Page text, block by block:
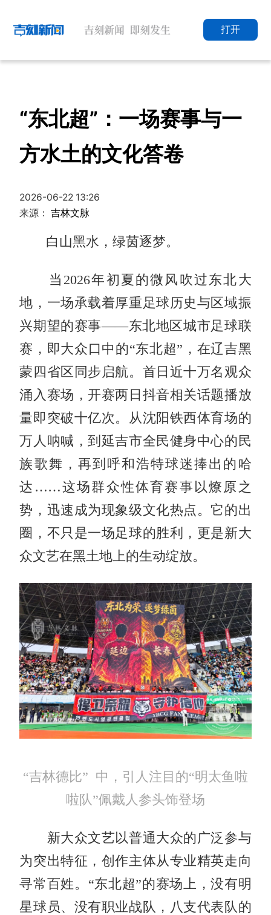
打开
“东北超”：一场赛事与一
方水土的文化答卷
2026-06-22 13:26
来源：吉林文脉
白山黑水，绿茵逐梦。
当 2026年初夏的微风吹过东北大
地，一场承载着厚重足球历史与区域振
兴期望的赛事——东北地区城市足球联
赛，即大众口中的“东北超”，在辽吉黑
蒙四省区同步启航。首日近十万名观众
涌入赛场，开赛两日抖音相关话题播放
量即突破十亿次。从沈阳铁西体育场的
万人呐喊，到延吉市全民健身中心的民
族歌舞，再到呼和浩特球迷捧出的哈
达……这场群众性体育赛事以燎原之
势，迅速成为现象级文化热点。它的出
圈，不只是一场足球的胜利，更是新大
众文艺在黑土地上的生动绽放。
“吉林德比” 中，引人注目的“明太鱼啦
啦队”佩戴人参头饰登场
新大众文艺以普通大众的广泛参与
为突出特征，创作主体从专业精英走向
寻常百姓。“东北超”的赛场上，没有明
星球员、没有职业战队，八支代表队的